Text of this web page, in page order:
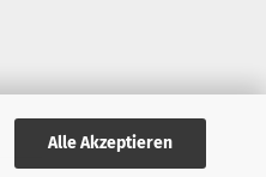
Alle Akzeptieren